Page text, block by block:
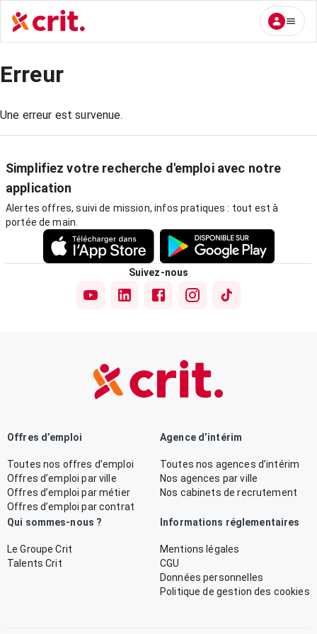
Erreur
Une erreur est survenue.
Simplifiez votre recherche d'emploi avec notre
application
Alertes offres, suivi de mission, infos pratiques : tout est à
portée de main.
Suivez-nous
Offres d’emploi
Toutes nos offres d’emploi
Offres d’emploi par ville
Offres d’emploi par métier
Offres d’emploi par contrat
Agence d’intérim
Toutes nos agences d’intérim
Nos agences par ville
Nos cabinets de recrutement
Qui sommes-nous ?
Le Groupe Crit
Talents Crit
Informations réglementaires
Mentions légales
CGU
Données personnelles
Politique de gestion des cookies